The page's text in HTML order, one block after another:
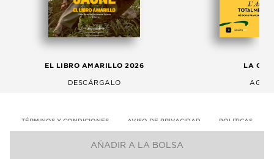
AÑADIR A LA BOLSA
EL LIBRO AMARILLO 2026
DESCÁRGALO
LA
TÉRMINOS Y CONDICIONES AVISO DE PRIVACIDAD POLITICAS